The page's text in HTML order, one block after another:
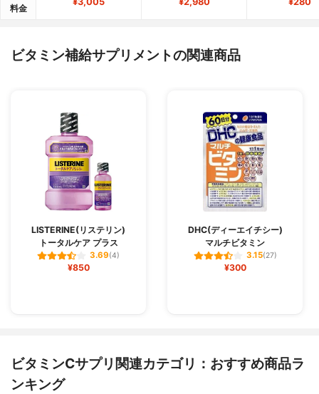
料金
ビタミン補給サプリメントの関連商品
LISTERINE(リステリン)
トータルケア プラス
3.69(4)
¥850
DHC(ディーエイチシー)
マルチビタミン
3.15(27)
¥300
ビタミンCサプリ関連カテゴリ：おすすめ商品ラ
ンキング